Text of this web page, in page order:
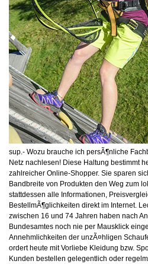
sup.- Wozu brauche ich persÃ¶nliche
Netz nachlesen! Diese Haltung bestimmt
zahlreicher Online-Shopper. Sie sparen
Bandbreite von Produkten den Weg zum
stattdessen alle Informationen,
BestellmÃ¶glichkeiten direkt im Internet.
zwischen 16 und 74 Jahren haben nach
Bundesamtes noch nie per Mausklick
Annehmlichkeiten der unzÃ¤hligen
ordert heute mit Vorliebe Kleidung bzw.
Kunden bestellen gelegentlich oder